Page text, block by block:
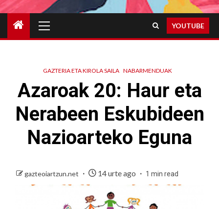
Menu
YOUTUBE
GAZTERIA ETA KIROLA SAILA NABARMENDUAK
Azaroak 20: Haur eta
Nerabeen Eskubideen
Nazioarteko Eguna
gazteoiartzun.net 14 urte ago 1 min read